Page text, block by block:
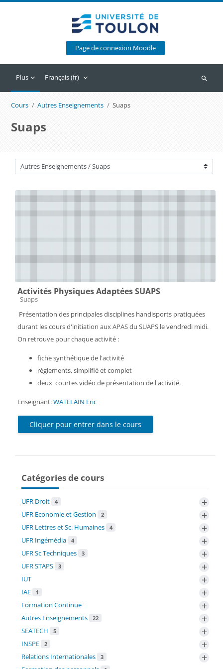
Page de connexion Moodle
Plus Français ‎(fr)‎
Cours Autres Enseignements Suaps
Suaps
Catégories de cours
Activités Physiques Adaptées SUAPS
Catégorie de cours
Suaps
Présentation des principales disciplines handisports pratiquées
durant les cours d'initiation aux APAS du SUAPS levendredi midi.
On retrouve pour chaque activité :
fiche synthétique de l'activité
règlements, simplifié et complet
deux courtes vidéo de présentation de l'activité.
Enseignant:WATELAIN Eric
Cliquer pour entrer dans le cours
Catégories de cours
UFR Droit 4 +
UFR Economie et Gestion 2 +
UFR Lettres et Sc. Humaines 4 +
UFR Ingémédia 4 +
UFR Sc Techniques 3 +
UFR STAPS 3 +
IUT +
IAE 1 +
Formation Continue +
Autres Enseignements 22 +
SEATECH 5 +
INSPE 2 +
Relations Internationales 3 +